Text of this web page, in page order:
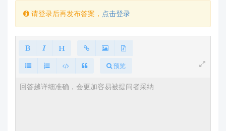
确保手机已连接到目标Wi-Fi网络，并选择
等待设备提示“连接成功”，然后返回设备列
表查看状态。
防骚扰软件或安全设置干扰
某些手机上的安全软件可能会阻止设备的正常连
请登录后再发布答案， 点击登录
预览